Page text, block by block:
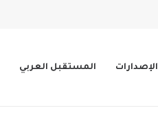
الإصدارات المستقبل العربي